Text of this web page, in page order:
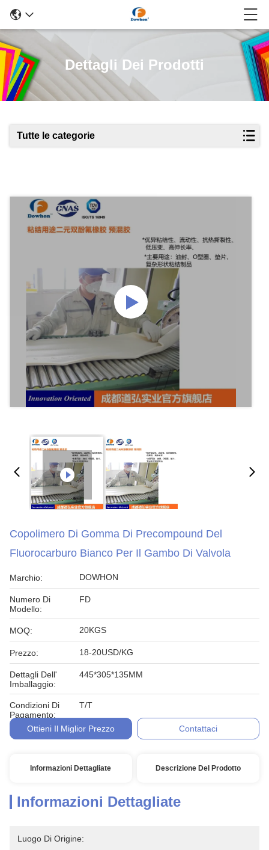
Dettagli Dei Prodotti
Tutte le categorie
Copolimero Di Gomma Di Precompound Del
Fluorocarburo Bianco Per Il Gambo Di Valvola
Marchio: DOWHON
Numero Di
Modello:
FD
MOQ: 20KGS
Prezzo: 18-20USD/KG
Dettagli Dell'
Imballaggio:
445*305*135MM
Condizioni Di
Pagamento:
T/T
Ottieni Il Miglior Prezzo Contattaci
Informazioni Dettagliate Descrizione Del Prodotto
Informazioni Dettagliate
Luogo Di Origine: